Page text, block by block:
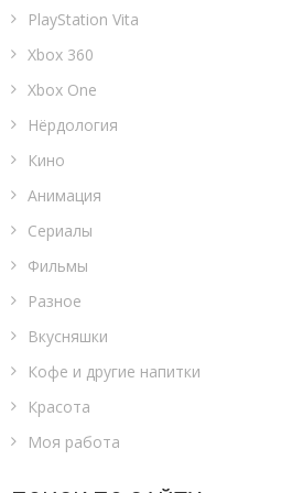
PlayStation Vita
Xbox 360
Xbox One
Нёрдология
Кино
Анимация
Сериалы
Фильмы
Разное
Вкусняшки
Кофе и другие напитки
Красота
Моя работа